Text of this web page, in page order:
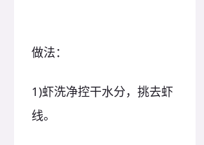
做法：
1)虾洗净控干水分，挑去虾
线。